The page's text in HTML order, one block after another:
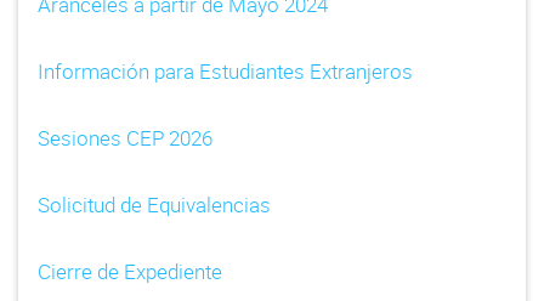
Información para Estudiantes Extranjeros
Sesiones CEP 2026
Solicitud de Equivalencias
Cierre de Expediente